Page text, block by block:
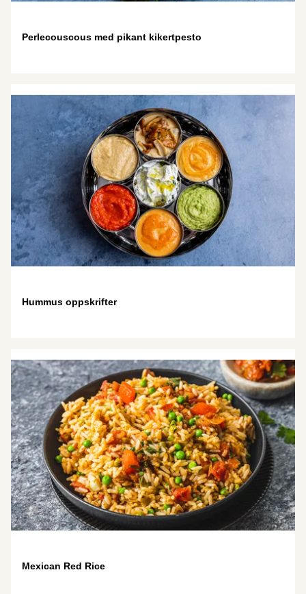
Perlecouscous med pikant kikertpesto
Hummus oppskrifter
Mexican Red Rice